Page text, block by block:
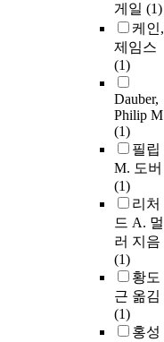
게일 (1)
케인,
제임스
(1)
Dauber,
Philip M
(1)
필립
M. 도버
(1)
리처
드 A. 멀
러 지음
(1)
황도
근 옮김
(1)
홍성